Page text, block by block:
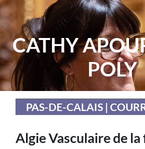
CATHY
POLY
PAS-DE-CALAIS |
Algie Vasculaire de la